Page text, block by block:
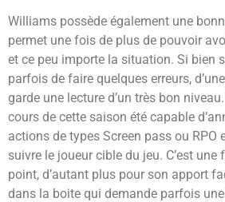
Williams possède également une
permet une fois de plus de pouvoir
et ce peu importe la situation. Si bien
parfois de faire quelques erreurs,
garde une lecture d’un très bon
cours de cette saison été capable
actions de types Screen pass ou RPO
suivre le joueur cible du jeu. C’est
point, d’autant plus pour son apport
dans la boite qui demande parfois